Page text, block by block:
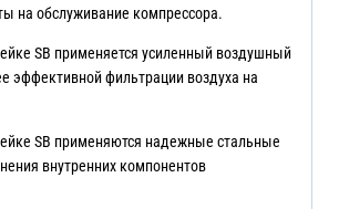
на обслуживание компрессора.
SB применяется усиленный воздушный
эффективной фильтрации воздуха на
SB применяются надежные стальные
внутренних компонентов